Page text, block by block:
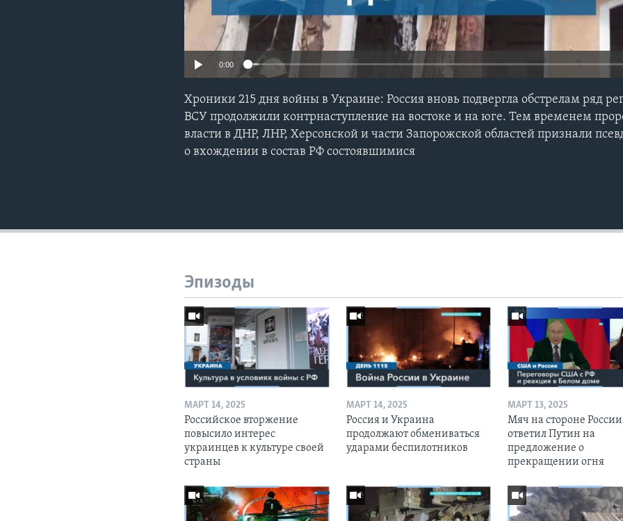
0:00
Хроники 215 дня войны в Украине: Россия вновь подвергла обстрелам ряд
ВСУ продолжили контрнаступление на востоке и на юге. Тем временем
власти в ДНР, ЛНР, Херсонской и части Запорожской областей признали
о вхождении в состав РФ состоявшимися
Эпизоды
МАРТ 14, 2025
Российское вторжение
повысило интерес
украинцев к культуре своей
страны
МАРТ 14, 2025
Россия и Украина
продолжают обмениваться
ударами беспилотников
МАРТ 13, 2025
Мяч на стороне
ответил Путин на
предложение о
прекращении огня